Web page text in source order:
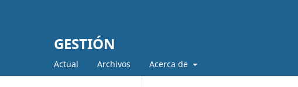
GESTIÓN
Actual Archivos Acerca de